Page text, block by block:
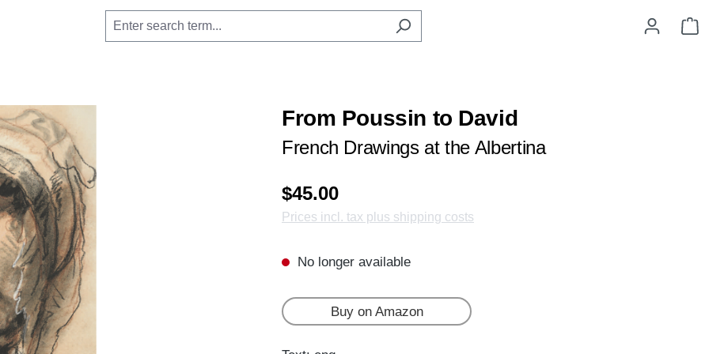
From Poussin to David
French Drawings at the Albertina
$45.00
Prices incl. tax plus shipping costs
No longer available
Buy on Amazon